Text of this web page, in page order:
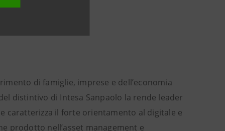
di famiglie, imprese e dell’economia
distintivo di Intesa Sanpaolo la rende leader
caratterizza il forte orientamento al digitale e
prodotto nell’asset management e